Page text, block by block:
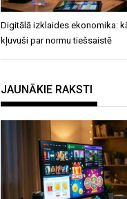
Digitālā izklaides ekonomika:
kļuvuši par normu tiešsaistē
JAUNĀKIE RAKSTI